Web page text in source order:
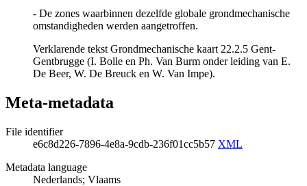
- De zones waarbinnen dezelfde globale grondmechanische
omstandigheden werden aangetroffen.
Verklarende tekst Grondmechanische kaart 22.2.5 Gent-
Gentbrugge (I. Bolle en Ph. Van Burm onder leiding van E.
De Beer, W. De Breuck en W. Van Impe).
Meta-metadata
File identifier
e6c8d226-7896-4e8a-9cdb-236f01cc5b57 XML
Metadata language
Nederlands; Vlaams